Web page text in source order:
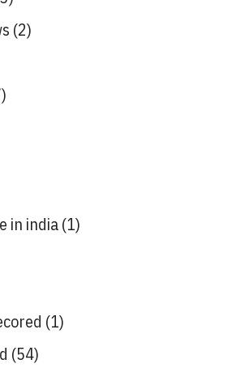
(2)
in india(1)
(1)
(54)